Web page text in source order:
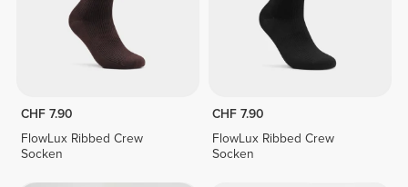
CHF 7.90
FlowLux Ribbed Crew
Socken
CHF 7.90
FlowLux Ribbed Crew
Socken